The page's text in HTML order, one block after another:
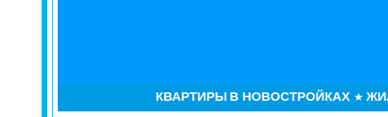
КВАРТИРЫ В НОВОСТРОЙКАХ ★